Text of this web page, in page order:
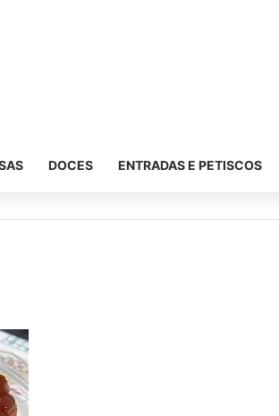
DOCES ENTRADAS E PETISCOS